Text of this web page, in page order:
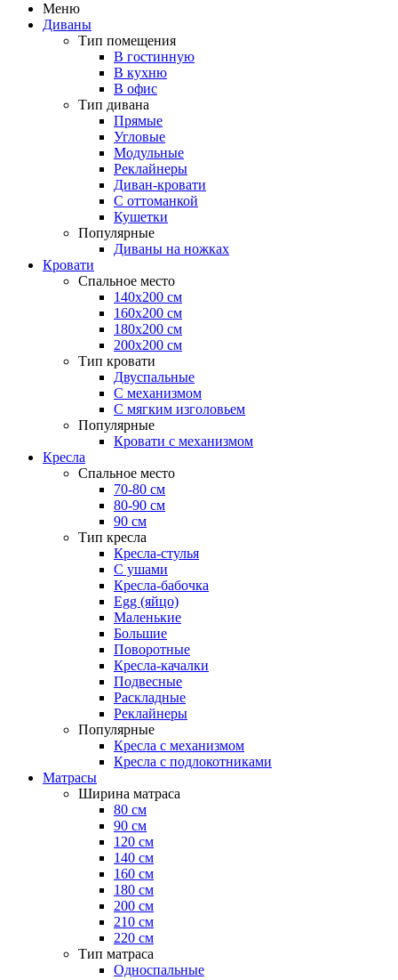
Меню
Диваны
Тип помещения
В гостинную
В кухню
В офис
Тип дивана
Прямые
Угловые
Модульные
Реклайнеры
Диван-кровати
С оттоманкой
Кушетки
Популярные
Диваны на ножках
Кровати
Спальное место
140х200 см
160х200 см
180х200 см
200х200 см
Тип кровати
Двуспальные
С механизмом
С мягким изголовьем
Популярные
Кровати с механизмом
Кресла
Спальное место
70-80 см
80-90 см
90 см
Тип кресла
Кресла-стулья
С ушами
Кресла-бабочка
Egg (яйцо)
Маленькие
Большие
Поворотные
Кресла-качалки
Подвесные
Раскладные
Реклайнеры
Популярные
Кресла с механизмом
Кресла с подлокотниками
Матрасы
Ширина матраса
80 см
90 см
120 см
140 см
160 см
180 см
200 см
210 см
220 см
Тип матраса
Односпальные